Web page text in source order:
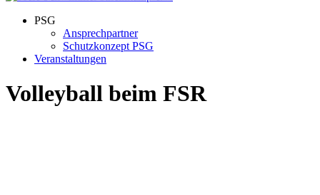
PSG
Ansprechpartner
Schutzkonzept PSG
Veranstaltungen
Volleyball beim FSR